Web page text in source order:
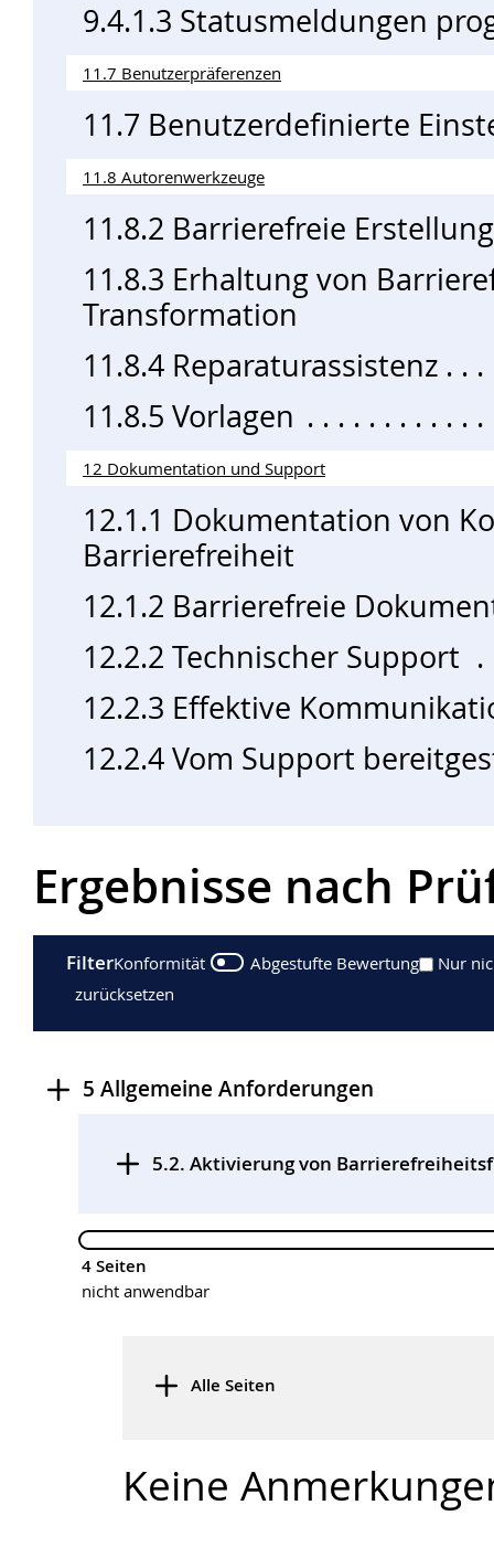
9.4.1.3 Statusmeldungen
11.7 Benutzerpräferenzen
11.7 Benutzerdefinierte
11.8 Autorenwerkzeuge
11.8.2 Barrierefreie
11.8.3 Erhaltung von
Transformation
11.8.4 Reparaturassistenz
11.8.5 Vorlagen
12 Dokumentation und Support
12.1.1 Dokumentation von
Barrierefreiheit
12.1.2 Barrierefreie
12.2.2 Technischer Support
12.2.3 Effektive
12.2.4 Vom Support
Ergebnisse nach
FilterKonformität Abgestufte Bewertung
Nur
zurücksetzen
5 Allgemeine Anforderungen
5.2. Aktivierung von
4 Seiten
nicht anwendbar
Alle Seiten
Keine